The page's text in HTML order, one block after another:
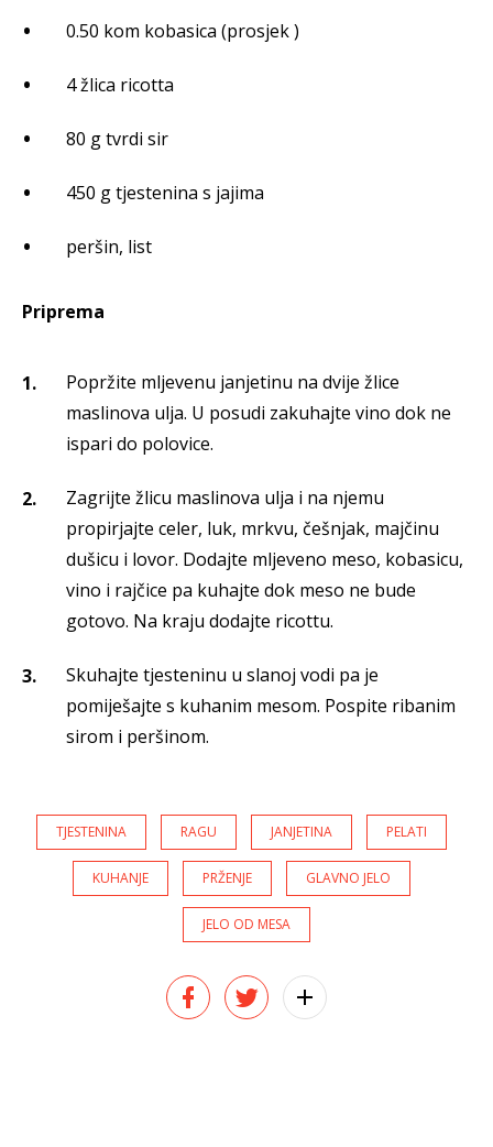
0.50 kom kobasica (prosjek )
4 žlica ricotta
80 g tvrdi sir
450 g tjestenina s jajima
peršin, list
Priprema
Popržite mljevenu janjetinu na dvije žlice
maslinova ulja. U posudi zakuhajte vino dok ne
ispari do polovice.
Zagrijte žlicu maslinova ulja i na njemu
propirjajte celer, luk, mrkvu, češnjak, majčinu
dušicu i lovor. Dodajte mljeveno meso, kobasicu,
vino i rajčice pa kuhajte dok meso ne bude
gotovo. Na kraju dodajte ricottu.
Skuhajte tjesteninu u slanoj vodi pa je
pomiješajte s kuhanim mesom. Pospite ribanim
sirom i peršinom.
TJESTENINA RAGU JANJETINA PELATI
KUHANJE PRŽENJE GLAVNO JELO
JELO OD MESA